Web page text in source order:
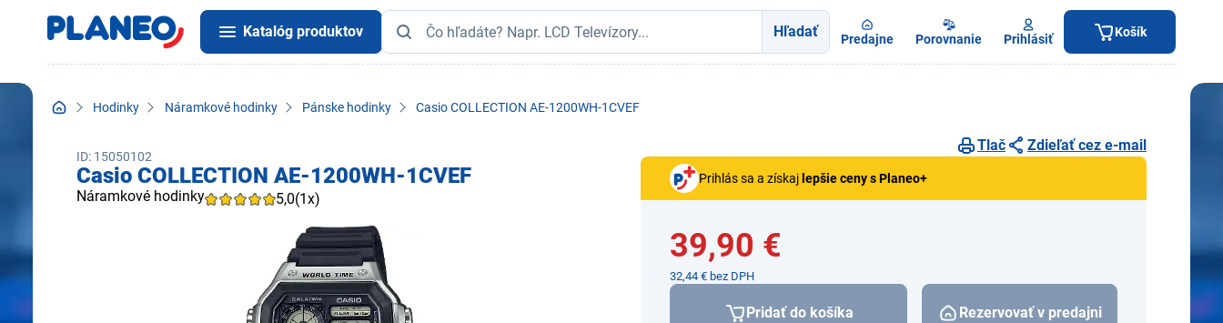
Katalóg produktov Hľadať Predajne Porovnanie Prihlásiť Košík
Hodinky Náramkové hodinky Pánske hodinky Casio COLLECTION AE-1200WH-1CVEF
ID: 15050102
Casio COLLECTION AE-1200WH-1CVEF
Náramkové hodinky 5,0(1x)
Tlač Zdieľať cez e-mail
Prihlás sa a získaj lepšie ceny s Planeo+
39,90 €
32,44 € bez DPH
Pridať do košíka Rezervovať v predajni